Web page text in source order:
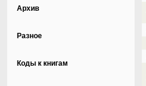
Архив
Разное
Коды к книгам